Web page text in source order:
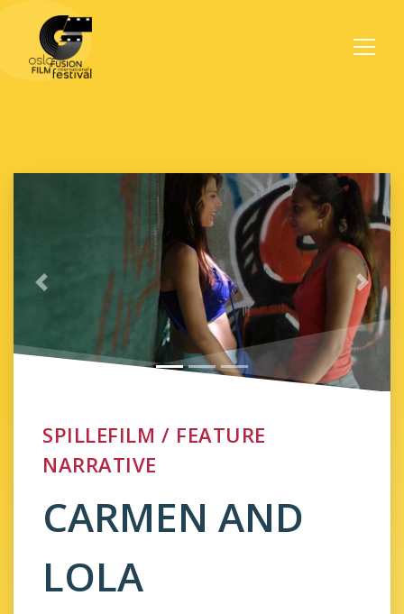
Previous Next
SPILLEFILM / FEATURE
NARRATIVE
CARMEN AND
LOLA